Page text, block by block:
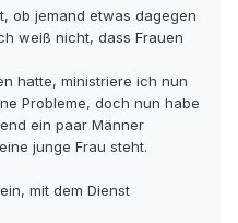
ob jemand etwas dagegen
weiß nicht, dass Frauen
hatte, ministriere ich nun
Probleme, doch nun habe
ein paar Männer
junge Frau steht.
mit dem Dienst